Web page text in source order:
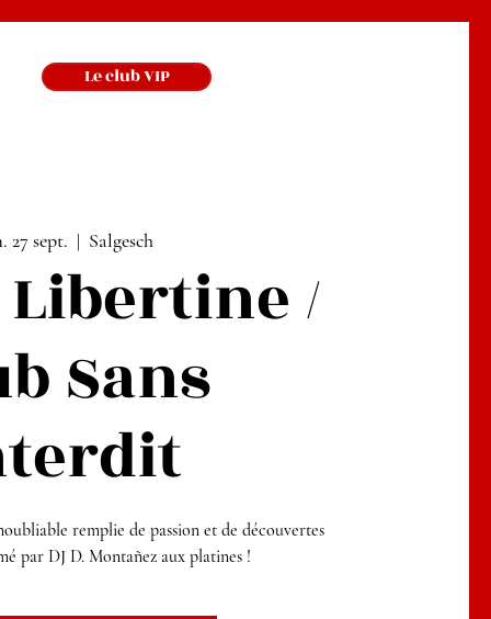
Le club VIP
27 sept.
  |
Salgesch
/
Sans
remplie de passion et de découvertes
par DJ D. Montañez aux platines !